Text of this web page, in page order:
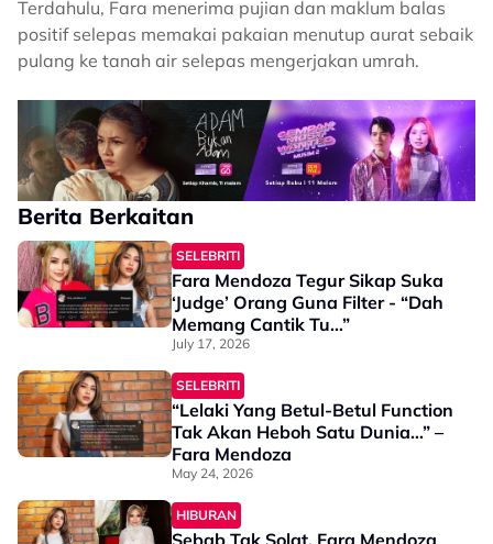
Terdahulu, Fara menerima pujian dan maklum balas
positif selepas memakai pakaian menutup aurat sebaik
pulang ke tanah air selepas mengerjakan umrah.
Berita Berkaitan
SELEBRITI
Fara Mendoza Tegur Sikap Suka
‘Judge’ Orang Guna Filter - “Dah
Memang Cantik Tu…”
July 17, 2026
SELEBRITI
“Lelaki Yang Betul-Betul Function
Tak Akan Heboh Satu Dunia…” –
Fara Mendoza
May 24, 2026
HIBURAN